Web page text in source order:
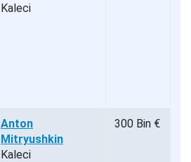
Kaleci
Anton
Mitryushkin
Kaleci
300 Bin €